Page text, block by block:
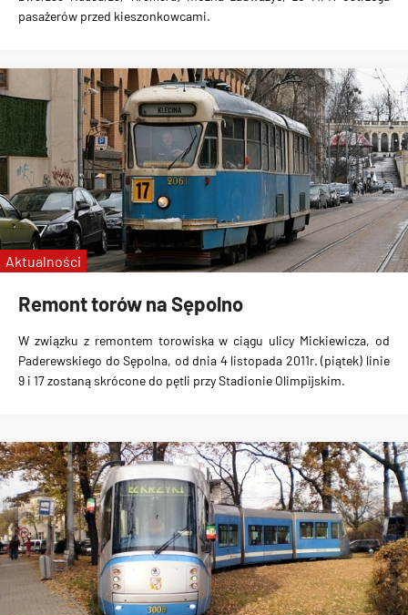
pasażerów przed kieszonkowcami.
Remont torów na Sępolno
W związku z remontem torowiska w ciągu ulicy Mickiewicza, od
Paderewskiego do Sępolna, od dnia 4 listopada 2011r. (piątek) linie
9 i 17 zostaną skrócone do pętli przy Stadionie Olimpijskim.
Aktualności